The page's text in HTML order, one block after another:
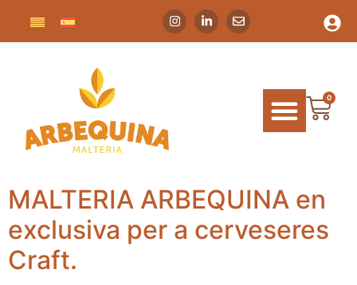
0
MALTERIA ARBEQUINA en
exclusiva per a cerveseres
Craft.